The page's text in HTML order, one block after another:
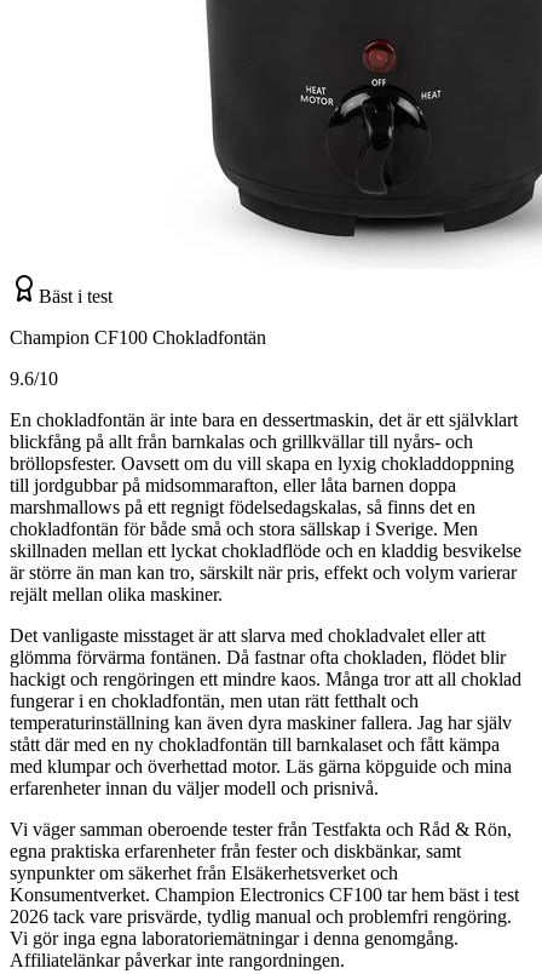
Bäst i test
Champion CF100 Chokladfontän
9.6/10
En chokladfontän är inte bara en dessertmaskin, det är ett självklart
blickfång på allt från barnkalas och grillkvällar till nyårs- och
bröllopsfester. Oavsett om du vill skapa en lyxig chokladdoppning
till jordgubbar på midsommarafton, eller låta barnen doppa
marshmallows på ett regnigt födelsedagskalas, så finns det en
chokladfontän för både små och stora sällskap i Sverige. Men
skillnaden mellan ett lyckat chokladflöde och en kladdig besvikelse
är större än man kan tro, särskilt när pris, effekt och volym varierar
rejält mellan olika maskiner.
Det vanligaste misstaget är att slarva med chokladvalet eller att
glömma förvärma fontänen. Då fastnar ofta chokladen, flödet blir
hackigt och rengöringen ett mindre kaos. Många tror att all choklad
fungerar i en chokladfontän, men utan rätt fetthalt och
temperaturinställning kan även dyra maskiner fallera. Jag har själv
stått där med en ny chokladfontän till barnkalaset och fått kämpa
med klumpar och överhettad motor. Läs gärna köpguide och mina
erfarenheter innan du väljer modell och prisnivå.
Vi väger samman oberoende tester från Testfakta och Råd & Rön,
egna praktiska erfarenheter från fester och diskbänkar, samt
synpunkter om säkerhet från Elsäkerhetsverket och
Konsumentverket. Champion Electronics CF100 tar hem bäst i test
2026 tack vare prisvärde, tydlig manual och problemfri rengöring.
Vi gör inga egna laboratoriemätningar i denna genomgång.
Affiliatelänkar påverkar inte rangordningen.